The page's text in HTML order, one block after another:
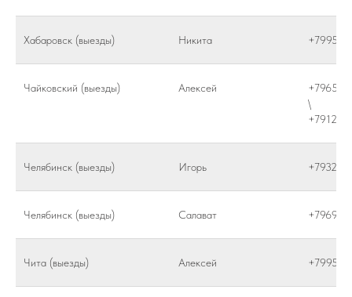
Хабаровск (выезды) Никита
Чайковский (выезды) Алексей
\
Челябинск (выезды) Игорь
Челябинск (выезды) Салават
Чита (выезды) Алексей